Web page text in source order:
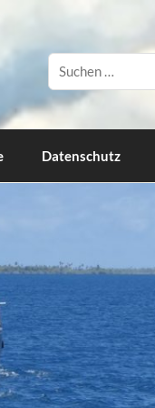
Datenschutz